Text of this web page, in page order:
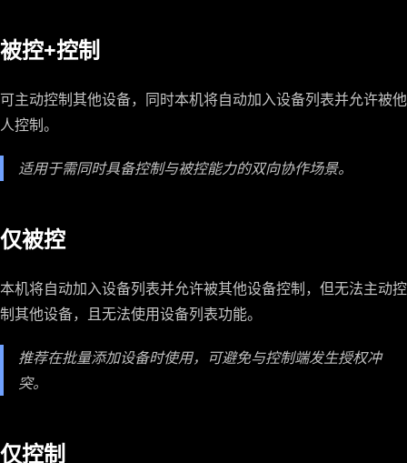
被控+控制
可主动控制其他设备，同时本机将自动加入设备列表并允许被他
人控制。
适用于需同时具备控制与被控能力的双向协作场景。
仅被控
本机将自动加入设备列表并允许被其他设备控制，但无法主动控
制其他设备，且无法使用设备列表功能。
推荐在批量添加设备时使用，可避免与控制端发生授权冲
突。
仅控制